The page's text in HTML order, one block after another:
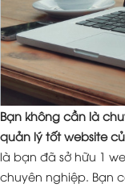
Bạn không cần là
quản lý tốt website
là bạn đã sở hữu 1
chuyên nghiệp. Bạn